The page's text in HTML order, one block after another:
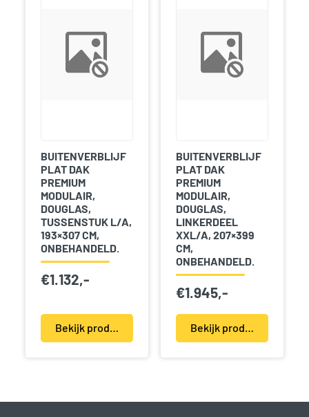
BUITENVERBLIJF
PLAT DAK
PREMIUM
MODULAIR,
DOUGLAS,
TUSSENSTUK L/A,
193×307 CM,
ONBEHANDELD.
€1.132,-
Bekijk product(en)
BUITENVERBLIJF
PLAT DAK
PREMIUM
MODULAIR,
DOUGLAS,
LINKERDEEL
XXL/A, 207×399
CM,
ONBEHANDELD.
€1.945,-
Bekijk product(en)